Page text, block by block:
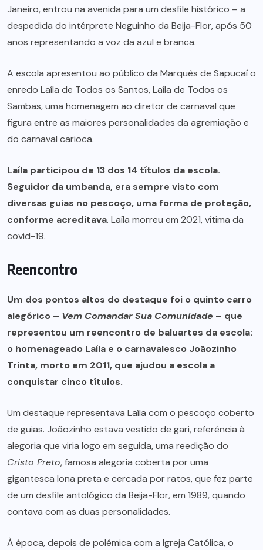
Janeiro, entrou na avenida para um desfile histórico – a
despedida do intérprete Neguinho da Beija-Flor, após 50
anos representando a voz da azul e branca.
A escola apresentou ao público da Marquês de Sapucaí o
enredo Laíla de Todos os Santos, Laíla de Todos os
Sambas, uma homenagem ao diretor de carnaval que
figura entre as maiores personalidades da agremiação e
do carnaval carioca.
Laíla participou de 13 dos 14 títulos da escola.
Seguidor da umbanda, era sempre visto com
diversas guias no pescoço, uma forma de proteção,
conforme acreditava. Laíla morreu em 2021, vítima da
covid-19.
Reencontro
Um dos pontos altos do destaque foi o quinto carro
alegórico – Vem Comandar Sua Comunidade – que
representou um reencontro de baluartes da escola:
o homenageado Laíla e o carnavalesco Joãozinho
Trinta, morto em 2011, que ajudou a escola a
conquistar cinco títulos.
Um destaque representava Laíla com o pescoço coberto
de guias. Joãozinho estava vestido de gari, referência à
alegoria que viria logo em seguida, uma reedição do
Cristo Preto, famosa alegoria coberta por uma
gigantesca lona preta e cercada por ratos, que fez parte
de um desfile antológico da Beija-Flor, em 1989, quando
contava com as duas personalidades.
À época, depois de polêmica com a Igreja Católica, o